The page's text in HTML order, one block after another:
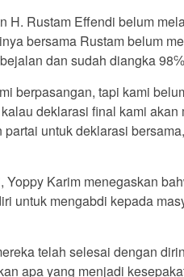
H. Rustam Effendi belum
bersama Rustam belum
dan sudah diangka
berpasangan, tapi kami
deklarasi final kami akan
untuk deklarasi
Karim menegaskan
untuk mengabdi kepada
telah selesai dengan
apa yang menjadi